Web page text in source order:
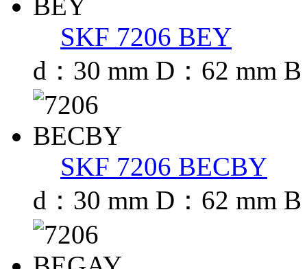
SKF 7206 BEY
d：30 mm D：62 mm
SKF 7206 BECBY
d：30 mm D：62 mm